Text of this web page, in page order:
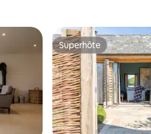
appréciés Superhôte
Superhôte